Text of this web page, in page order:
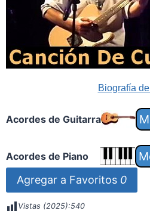
Biografía de
Acordes de Guitarra
Acordes de Piano
Agregar a Favoritos 0
Vistas (2025):540